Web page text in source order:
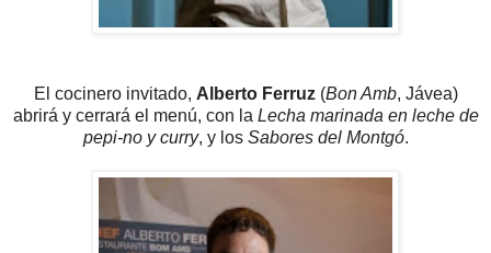
El cocinero invitado, Alberto Ferruz(Bon Amb, Jávea)
abrirá y cerrará el menú, con la Lecha marinada en leche de
pepi-no y curry, y los Sabores del Montgó.